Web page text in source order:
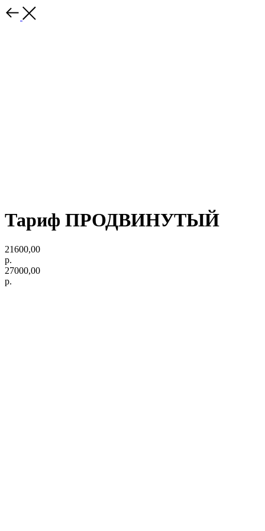
Тариф ПРОДВИНУТЫЙ
21600,00
р.
27000,00
р.